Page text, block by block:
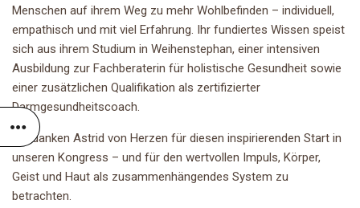
Menschen auf ihrem Weg zu mehr Wohlbefinden – individuell,
empathisch und mit viel Erfahrung. Ihr fundiertes Wissen speist
sich aus ihrem Studium in Weihenstephan, einer intensiven
Ausbildung zur Fachberaterin für holistische Gesundheit sowie
einer zusätzlichen Qualifikation als zertifizierter
Darmgesundheitscoach.
Wir danken Astrid von Herzen für diesen inspirierenden Start in
unseren Kongress – und für den wertvollen Impuls, Körper,
Geist und Haut als zusammenhängendes System zu
betrachten.